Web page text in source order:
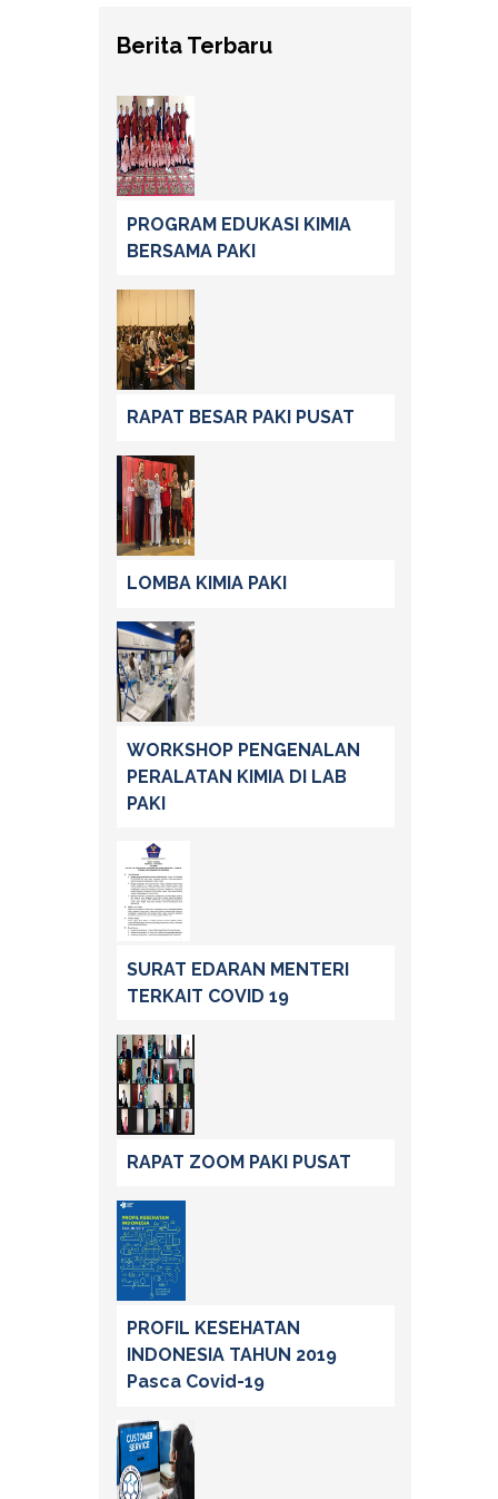
Berita Terbaru
PROGRAM EDUKASI KIMIA
BERSAMA PAKI
RAPAT BESAR PAKI PUSAT
LOMBA KIMIA PAKI
WORKSHOP PENGENALAN
PERALATAN KIMIA DI LAB
PAKI
SURAT EDARAN MENTERI
TERKAIT COVID 19
RAPAT ZOOM PAKI PUSAT
PROFIL KESEHATAN
INDONESIA TAHUN 2019
Pasca Covid-19